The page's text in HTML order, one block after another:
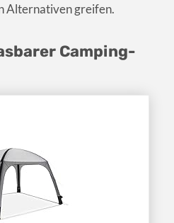
Alternativen greifen.
Camping-